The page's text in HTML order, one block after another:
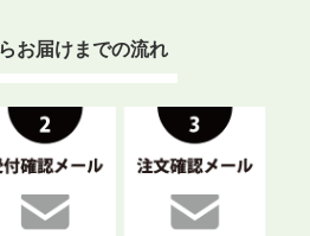
お届けまでの流れ